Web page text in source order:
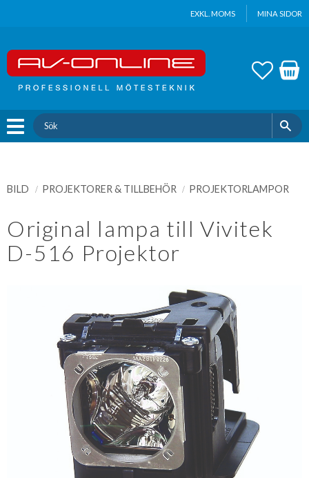
EXKL. MOMS MINA SIDOR
BILD PROJEKTORER & TILLBEHÖR PROJEKTORLAMPOR
Original lampa till Vivitek
D-516 Projektor